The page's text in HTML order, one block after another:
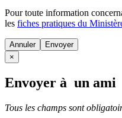
Pour toute information
les fiches pratiques du
Annuler
×
Envoyer à un ami
Tous les champs sont